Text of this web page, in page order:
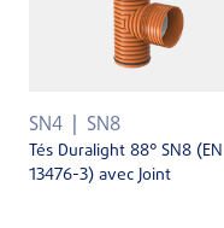
SN4 SN8
Tés Duralight 88° SN8 (EN
13476-3) avec Joint